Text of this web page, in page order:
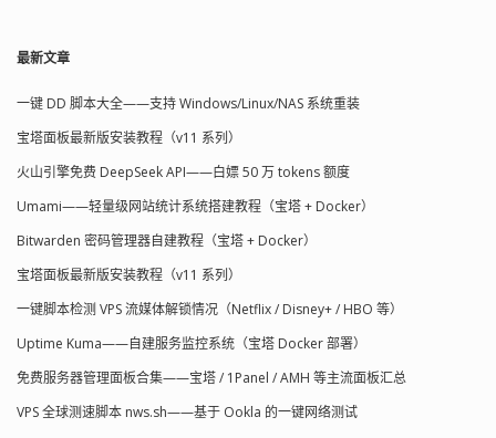
最新文章
一键 DD 脚本大全——支持 Windows/Linux/NAS 系统重装
宝塔面板最新版安装教程（v11 系列）
火山引擎免费 DeepSeek API——白嫖 50 万 tokens 额度
Umami——轻量级网站统计系统搭建教程（宝塔 + Docker）
Bitwarden 密码管理器自建教程（宝塔 + Docker）
宝塔面板最新版安装教程（v11 系列）
一键脚本检测 VPS 流媒体解锁情况（Netflix / Disney+ / HBO 等）
Uptime Kuma——自建服务监控系统（宝塔 Docker 部署）
免费服务器管理面板合集——宝塔 / 1Panel / AMH 等主流面板汇总
VPS 全球测速脚本 nws.sh——基于 Ookla 的一键网络测试